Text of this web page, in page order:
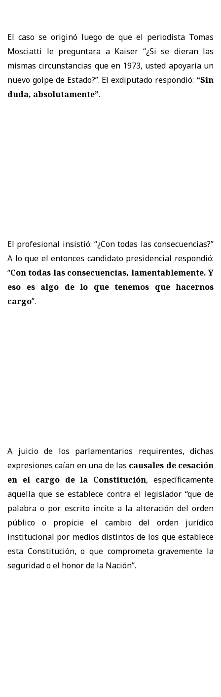
El caso se originó luego de que el periodista Tomas
Mosciatti le preguntara a Kaiser “¿Si se dieran las
mismas circunstancias que en 1973, usted apoyaría un
nuevo golpe de Estado?”. El exdiputado respondió: “Sin
duda, absolutamente”.
El profesional insistió: “¿Con todas las consecuencias?”
A lo que el entonces candidato presidencial respondió:
“Con todas las consecuencias, lamentablemente. Y
eso es algo de lo que tenemos que hacernos
cargo”.
A juicio de los parlamentarios requirentes, dichas
expresiones caían en una de las causales de cesación
en el cargo de la Constitución, específicamente
aquella que se establece contra el legislador “que de
palabra o por escrito incite a la alteración del orden
público o propicie el cambio del orden jurídico
institucional por medios distintos de los que establece
esta Constitución, o que comprometa gravemente la
seguridad o el honor de la Nación”.